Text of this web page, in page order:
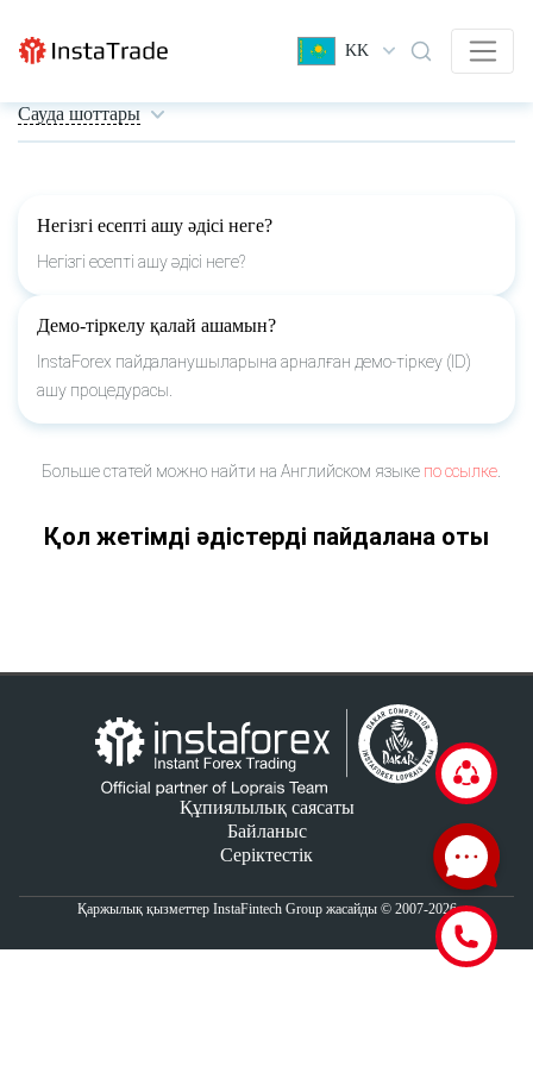
KK
Сауда шоттары
Негізгі есепті ашу әдісі неге?
Негізгі есепті ашу әдісі неге?
Демо-тіркелу қалай ашамын?
InstaForex пайдаланушыларына арналған демо-тіркеу (ID)
ашу процедурасы.
Больше статей можно найти на Английском языке по ссылке
Қол жетімді әдістерді пайдалана оты
Құпиялылық саясаты
Байланыс
Серіктестік
Қаржылық қызметтер InstaFintech Group жасайды © 2007-2026